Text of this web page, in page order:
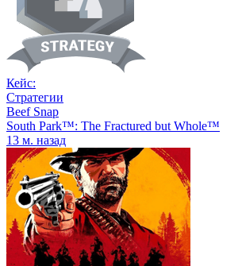
Кейс:
Стратегии
Beef Snap
South Park™: The Fractured but Whole™
13 м. назад